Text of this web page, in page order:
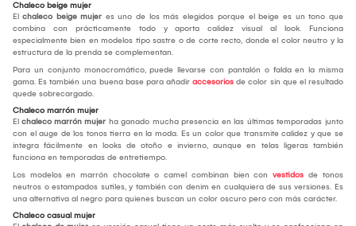
Chaleco beige mujer
El chaleco beige mujer es uno de los más elegidos porque el beige es un tono que
combina con prácticamente todo y aporta calidez visual al look. Funciona
especialmente bien en modelos tipo sastre o de corte recto, donde el color neutro y la
estructura de la prenda se complementan.
Para un conjunto monocromático, puede llevarse con pantalón o falda en la misma
gama. Es también una buena base para añadir accesorios de color sin que el resultado
quede sobrecargado.
Chaleco marrón mujer
El chaleco marrón mujer ha ganado mucha presencia en las últimas temporadas junto
con el auge de los tonos tierra en la moda. Es un color que transmite calidez y que se
integra fácilmente en looks de otoño e invierno, aunque en telas ligeras también
funciona en temporadas de entretiempo.
Los modelos en marrón chocolate o camel combinan bien con vestidos de tonos
neutros o estampados sutiles, y también con denim en cualquiera de sus versiones. Es
una alternativa al negro para quienes buscan un color oscuro pero con más carácter.
Chaleco casual mujer